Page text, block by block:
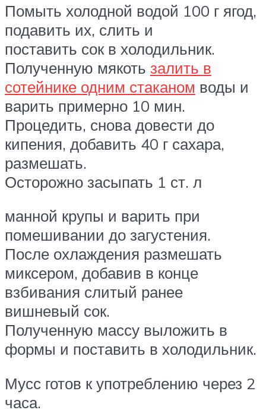
Помыть холодной водой 100 г ягод,
подавить их, слить и
поставить сок в холодильник.
Полученную мякоть залить в
сотейнике одним стаканом воды и
варить примерно 10 мин.
Процедить, снова довести до
кипения, добавить 40 г сахара,
размешать.
Осторожно засыпать 1 ст. л
манной крупы и варить при
помешивании до загустения.
После охлаждения размешать
миксером, добавив в конце
взбивания слитый ранее
вишневый сок.
Полученную массу выложить в
формы и поставить в холодильник.
Мусс готов к употреблению через 2
часа.